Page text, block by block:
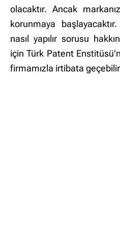
olacaktır. Ancak
korunmaya
nasıl yapılır sorusu
için Türk Patent
firmamızla irtibata